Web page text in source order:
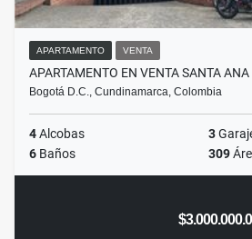
APARTAMENTO VENTA
APARTAMENTO EN VENTA SANTA
Bogotá D.C., Cundinamarca, Colombia
4Alcobas 3
6 Baños 309